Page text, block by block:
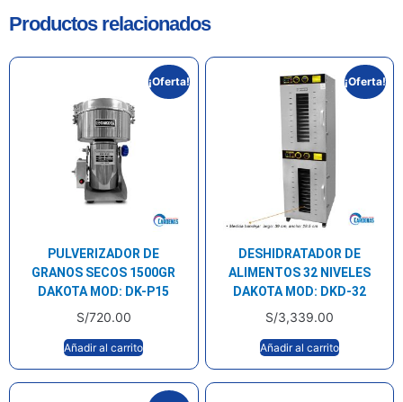
Productos relacionados
¡Oferta!
PULVERIZADOR DE
GRANOS SECOS 1500GR
DAKOTA MOD: DK-P15
S/720.00
Añadir al carrito
¡Oferta!
DESHIDRATADOR DE
ALIMENTOS 32 NIVELES
DAKOTA MOD: DKD-32
S/3,339.00
Añadir al carrito